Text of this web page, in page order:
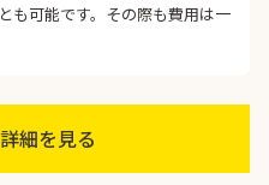
も可能です。その際も費用は一
細を見る